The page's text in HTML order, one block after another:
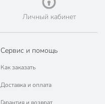
Личный кабинет
Сервис и помощь
Как заказать
Доставка и оплата